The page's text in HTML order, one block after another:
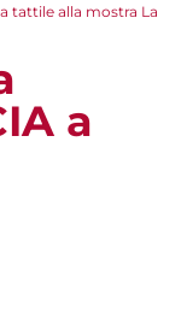
tattile alla mostra La
a